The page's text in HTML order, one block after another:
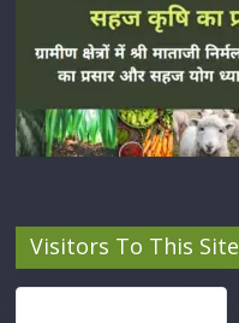
Visitors To This Site